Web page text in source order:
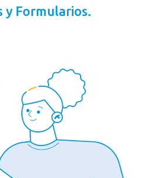
y Formularios.